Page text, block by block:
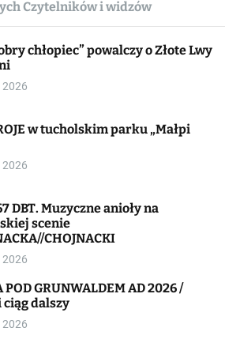
l
c
Czytelników i widzów
chłopiec” powalczy o Złote Lwy
2026
w tucholskim parku „Małpi
2026
anioły na
scenie
CHOJNACKI
2026
POD GRUNWALDEM AD 2026 /
dalszy
2026